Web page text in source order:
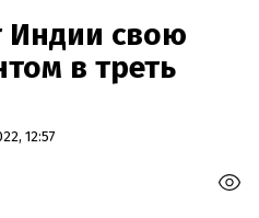
Индии свою
в треть
12:57